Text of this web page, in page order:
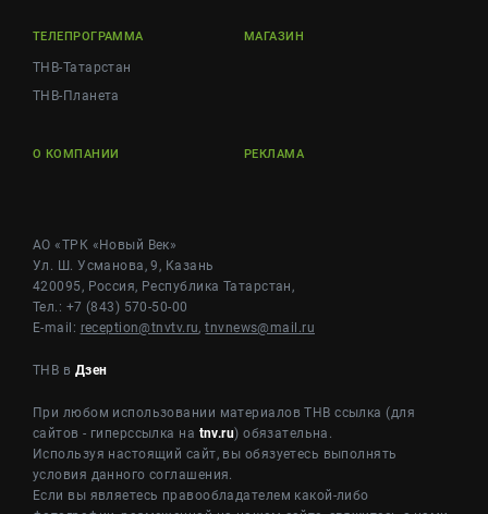
ТЕЛЕПРОГРАММА
ТНВ-Татарстан
ТНВ-Планета
МАГАЗИН
О КОМПАНИИ РЕКЛАМА
АО «ТРК «Новый Век»
Ул. Ш. Усманова, 9, Казань
420095, Россия, Республика Татарстан,
Тел.: +7 (843) 570-50-00
E-mail: reception@tnvtv.ru,tnvnews@mail.ru
ТНВ в Дзен
При любом использовании материалов ТНВ ссылка (для
сайтов - гиперссылка на tnv.ru) обязательна.
Используя настоящий сайт, вы обязуетесь выполнять
условия данного соглашения.
Если вы являетесь правообладателем какой-либо